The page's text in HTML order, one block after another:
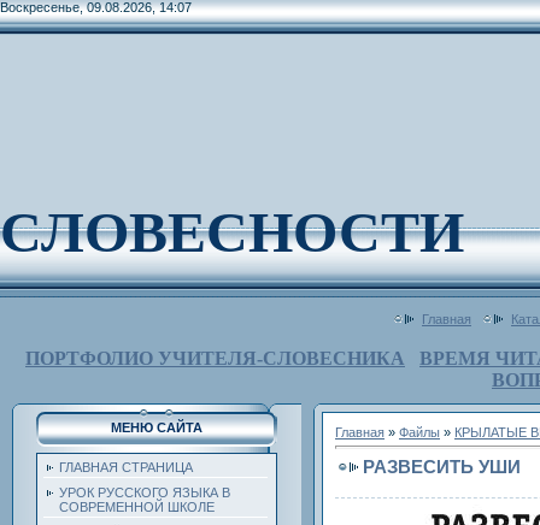
Воскресенье, 09.08.2026, 14:07
СЛОВЕСНОСТИ
Главная
ПОРТФОЛИО УЧИТЕЛЯ-СЛОВЕСНИКА
ВРЕМЯ
МЕНЮ САЙТА
ГЛАВНАЯ СТРАНИЦА
УРОК РУССКОГО ЯЗЫКА В
СОВРЕМЕННОЙ ШКОЛЕ
Главная » Файлы » КРЫЛАТЫЕ
РАЗВЕСИТЬ УШИ